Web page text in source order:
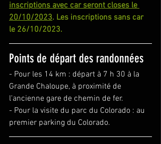
inscriptions avec car seront closes le
20/10/2023. Les inscriptions sans car
le 26/10/2023.
Points de départ des randonnées
- Pour les 14 km : départ à 7 h 30 à la
Grande Chaloupe, à proximité de
l'ancienne gare de chemin de fer.
- Pour la visite du parc du Colorado : au
premier parking du Colorado.